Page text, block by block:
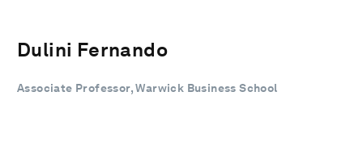
Dulini Fernando
Associate Professor, Warwick Business School